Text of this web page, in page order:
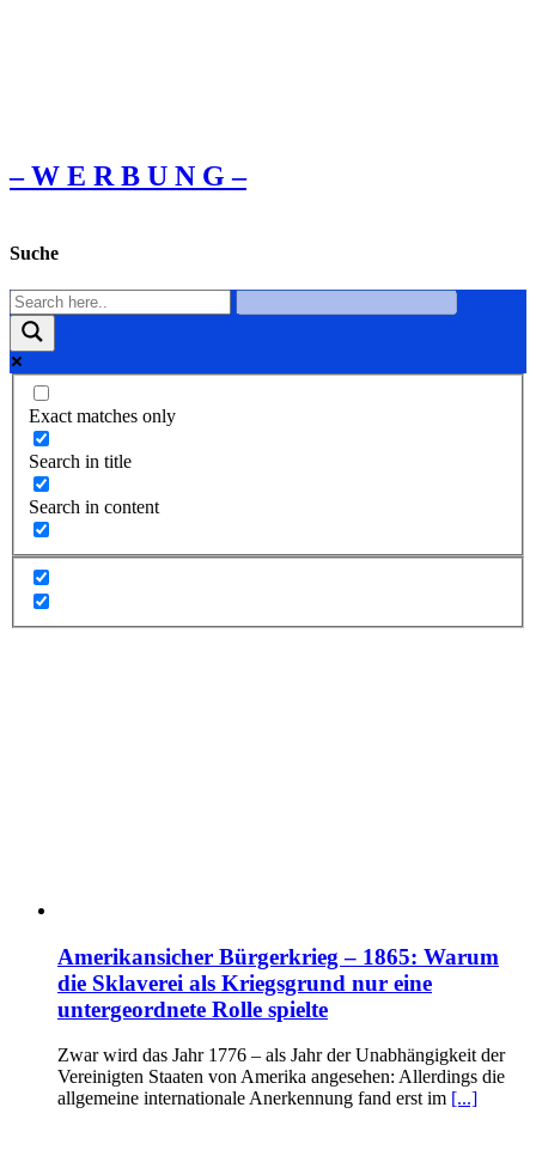
– W Ε R Β U Ν G –
Suche
Exact matches only
Search in title
Search in content
Amerikansicher Bürgerkrieg – 1865: Warum
die Sklaverei als Kriegsgrund nur eine
untergeordnete Rolle spielte
Zwar wird das Jahr 1776 – als Jahr der Unabhängigkeit der
Vereinigten Staaten von Amerika angesehen: Allerdings die
allgemeine internationale Anerkennung fand erst im [...]